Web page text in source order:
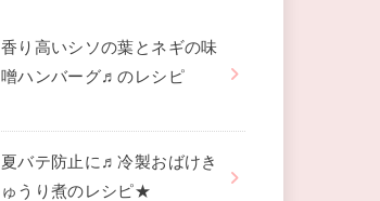
香り高いシソの葉とネギの味
噌ハンバーグ♬のレシピ
夏バテ防止に♬冷製おばけき
ゅうり煮のレシピ★